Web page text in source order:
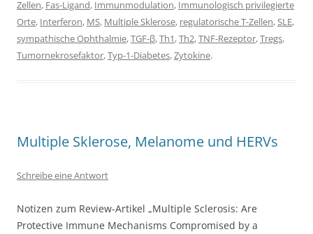
Zellen, Fas-Ligand, Immunmodulation, Immunologisch privilegierte
Orte, Interferon, MS, Multiple Sklerose, regulatorische T-Zellen,SLE,
sympathische Ophthalmie,TGF-β,Th1,Th2,TNF-Rezeptor,Tregs,
Tumornekrosefaktor,Typ-1-Diabetes,Zytokine.
Multiple Sklerose, Melanome und HERVs
Schreibe eine Antwort
Notizen zum Review-Artikel „Multiple Sclerosis: Are
Protective Immune Mechanisms Compromised by a